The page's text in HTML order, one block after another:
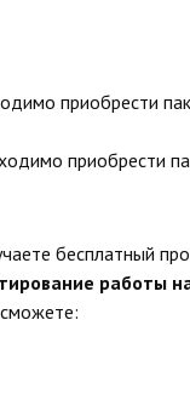
приобрести
приобрести
бесплатный
работы